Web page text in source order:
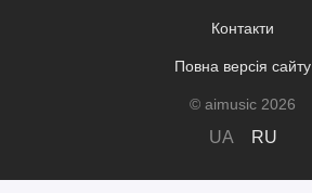
Контакти
Повна версія сайту
© aimusic 2026
UA RU